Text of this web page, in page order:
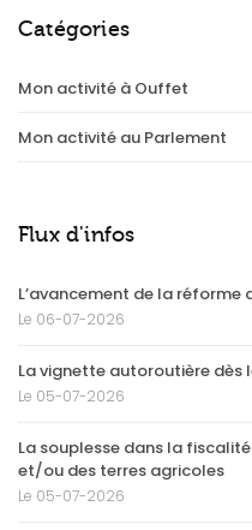
Catégories
Mon activité à Ouffet
Mon activité au Parlement
Flux d'infos
L’avancement de la réforme
Le 06-07-2026
La vignette autoroutière dès
Le 05-07-2026
La souplesse dans la
et/ou des terres agricoles
Le 05-07-2026